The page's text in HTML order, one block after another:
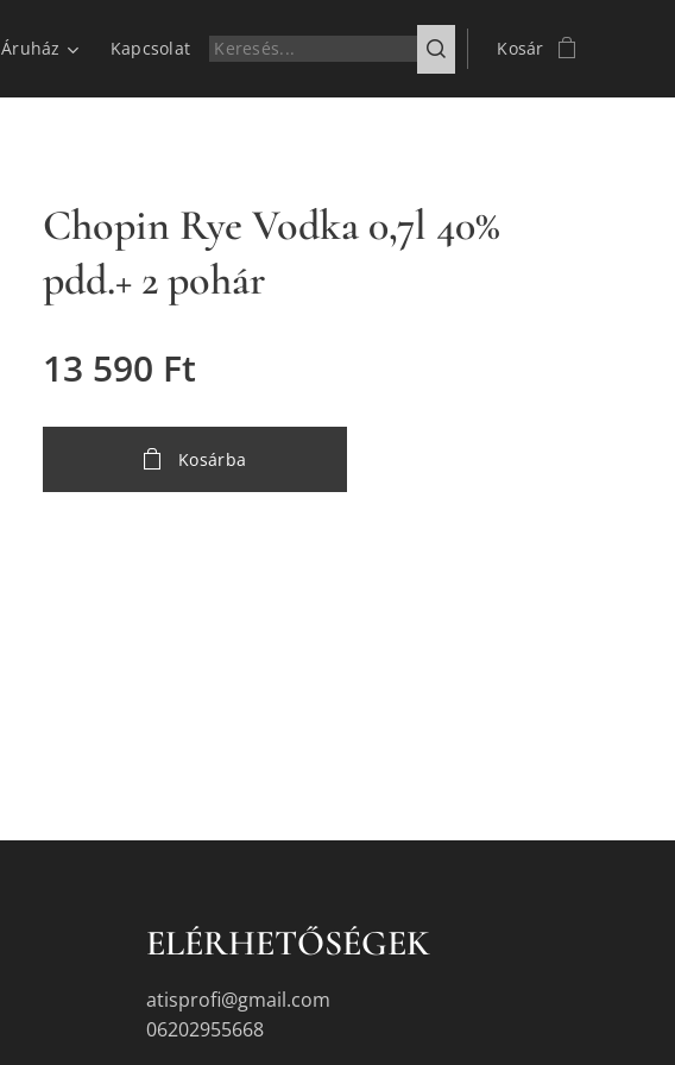
Áruház Kapcsolat Kosár
Chopin Rye Vodka 0,7l 40%
pdd.+ 2 pohár
13 590 Ft
Kosárba
ELÉRHETŐSÉGEK
atisprofi@gmail.com
06202955668